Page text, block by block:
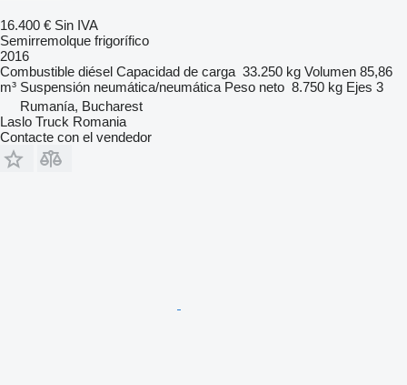
16.400 € Sin IVA
Semirremolque frigorífico
2016
Combustible diésel Capacidad de carga 33.250 kg Volumen 85,86
m³ Suspensión neumática/neumática Peso neto 8.750 kg Ejes 3
Rumanía, Bucharest
Laslo Truck Romania
Contacte con el vendedor